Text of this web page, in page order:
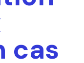
cas